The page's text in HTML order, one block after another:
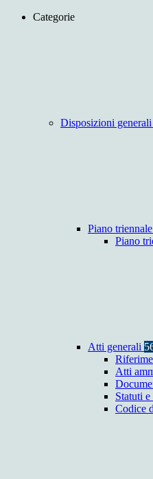
Categorie
Disposizioni generali
Piano
Piano
Atti generali
Atti
Statuti
Codice